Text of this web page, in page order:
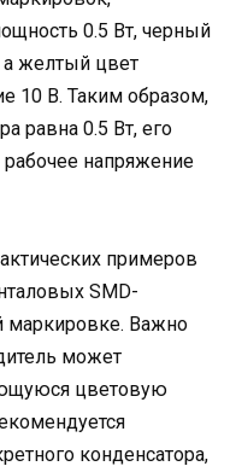
0.5 Вт, черный
а желтый цвет
10 В. Таким образом,
равна 0.5 Вт, его
рабочее напряжение
примеров
SMD-
маркировке. Важно
может
цветовую
конденсатора,